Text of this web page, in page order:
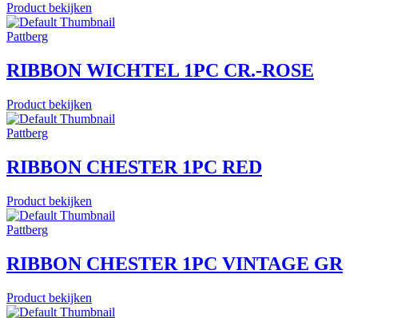
Product bekijken
Pattberg
RIBBON WICHTEL 1PC CR.-ROSE
Product bekijken
Pattberg
RIBBON CHESTER 1PC RED
Product bekijken
Pattberg
RIBBON CHESTER 1PC VINTAGE GR
Product bekijken